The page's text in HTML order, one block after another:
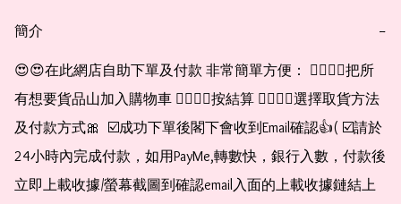
簡介 −
😍😍在此網店自助下單及付款 非常簡單方便： 👉🏻👉🏻把所
有想要貨品山加入購物車 👉🏻👉🏻按結算 👉🏻👉🏻選擇取貨方法
及付款方式🎀  ☑️成功下單後閣下會收到Email確認👍( ☑️請於
24小時內完成付款，如用PayMe,轉數快，銀行入數，付款後
立即上載收據/螢幕截圖到確認email入面的上載收據鏈結上